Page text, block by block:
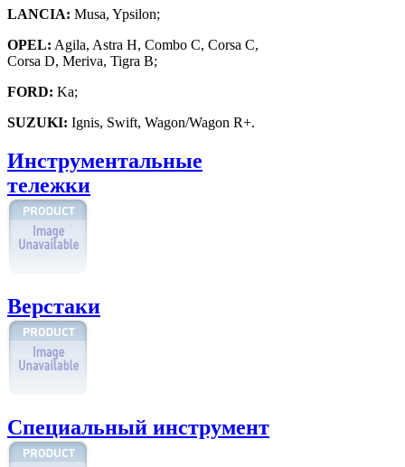
LANCIA: Musa, Ypsilon;
OPEL: Agila, Astra H, Combo C, Corsa C,
Corsa D, Meriva, Tigra B;
FORD: Ka;
SUZUKI: Ignis, Swift, Wagon/Wagon R+.
Инструментальные
тележки
Верстаки
Специальный инструмент